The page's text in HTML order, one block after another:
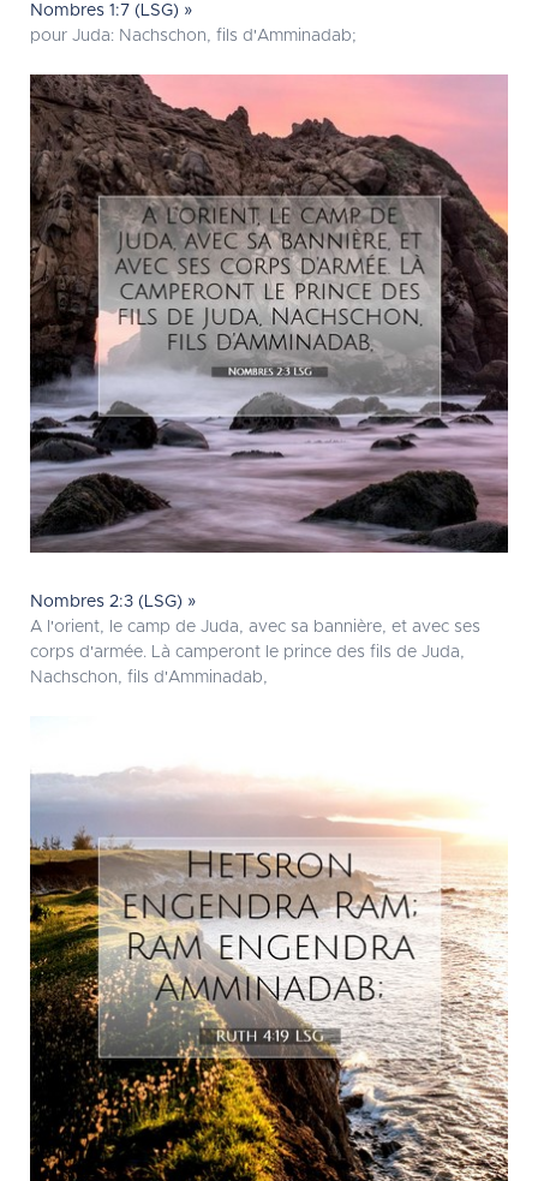
Nombres 1:7 (LSG) »
pour Juda: Nachschon, fils d'Amminadab;
Nombres 2:3 (LSG) »
A l'orient, le camp de Juda, avec sa bannière, et avec ses
corps d'armée. Là camperont le prince des fils de Juda,
Nachschon, fils d'Amminadab,